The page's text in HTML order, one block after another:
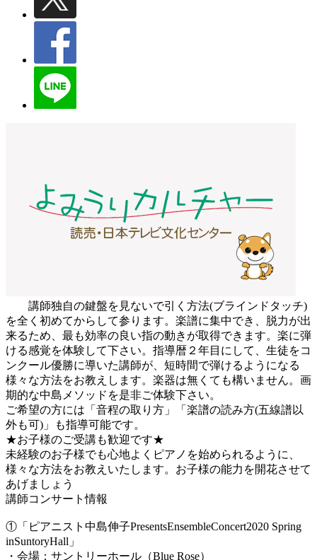
講師独自の鍵盤を見ないで引く方法(ブラインドタッチ)
を全く初めてからして参ります。楽譜に集中でき、脱力が出
来るため、最も効率の良い指の動きが取得できます。楽に弾
ける感覚を体験して下さい。指導暦２年目にして、生徒をコ
ンクール優勝に導いた講師が、短時間で弾けるようになる
様々な方法をお教えします。楽器は無くても構いません。画
期的な中島メソッドを是非ご体験下さい。
ご希望の方には「音程の取り方」「楽譜の読み方(五線譜以
外も可)」も指導可能です。
★お子様のご受講も歓迎です★
未経験のお子様でも心地よくピアノを始められるように、
様々な方法をお教えいたします。お子様の能力を開花させて
あげましょう
講師コンサート情報
①「ピアニスト中島伸子PresentsEnsembleConcert2020 Spring
inSuntoryHall」
・会場：サントリーホール（Blue Rose）